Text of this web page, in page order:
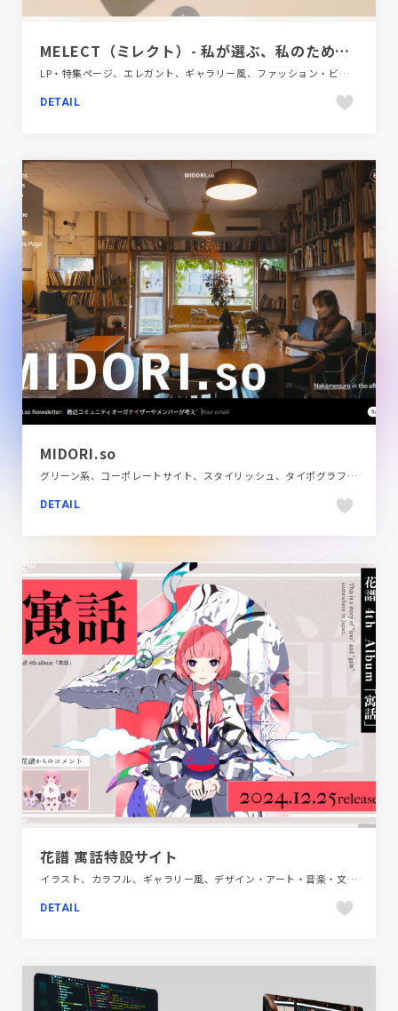
MELECT（ミレクト）- 私が選ぶ、私のためのスキンケア
LP・特集ページ、エレガント、ギャラリー風、ファッション・ビューティー、ベージュ・ゴールド系
DETAIL
MIDORI.so
グリーン系、コーポレートサイト、スタイリッシュ、タイポグラフィー、ナチュラル、地域・団体・活動
DETAIL
花譜 寓話特設サイト
イラスト、カラフル、ギャラリー風、デザイン・アート・音楽・文芸、ブランド・サービスサイト、ポップ
DETAIL